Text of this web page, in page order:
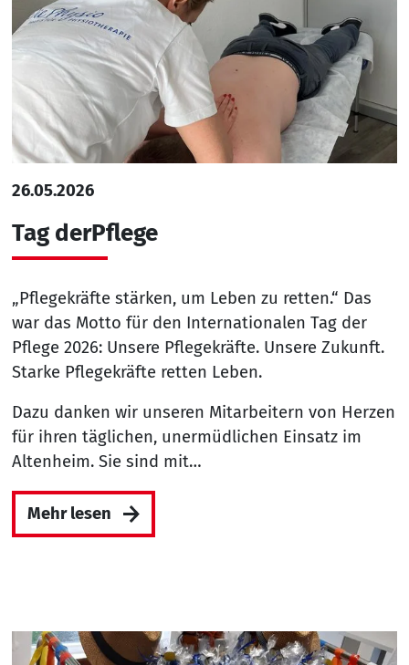
26.05.2026
Tag derPflege
„Pflegekräfte stärken, um Leben zu retten.“ Das
war das Motto für den Internationalen Tag der
Pflege 2026: Unsere Pflegekräfte. Unsere Zukunft.
Starke Pflegekräfte retten Leben.
Dazu danken wir unseren Mitarbeitern von Herzen
für ihren täglichen, unermüdlichen Einsatz im
Altenheim. Sie sind mit…
Mehr lesen